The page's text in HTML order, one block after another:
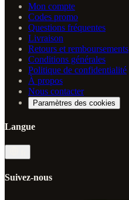
Mon compte
Codes promo
Questions fréquentes
Livraison
Retours et remboursements
Conditions générales
Politique de confidentialité
À propos
Nous contacter
Paramètres des cookies
Langue
Suivez-nous